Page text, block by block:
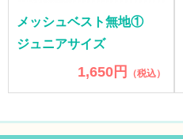
メッシュベスト無地①
ジュニアサイズ
1,650円 （税込）